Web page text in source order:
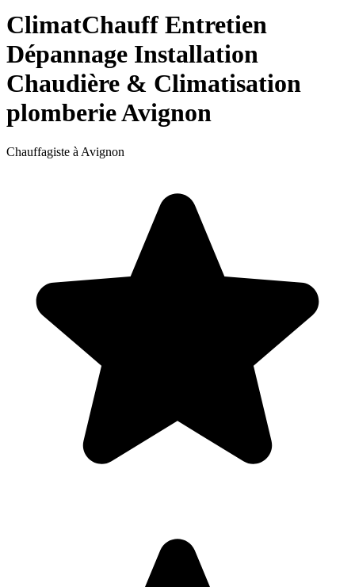
ClimatChauff Entretien
Dépannage Installation
Chaudière & Climatisation
plomberie Avignon
Chauffagiste à Avignon